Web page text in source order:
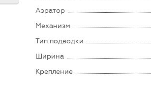
Аэратор
Механизм
Тип подводки
Ширина
Крепление